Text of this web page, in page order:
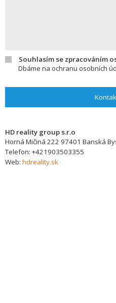
Souhlasím se zpracováním
Dbáme na ochranu osobních
HD reality group s.r.o
Horná Mičiná 222 97401 Banská
Telefon: +421903503355
Web: hdreality.sk